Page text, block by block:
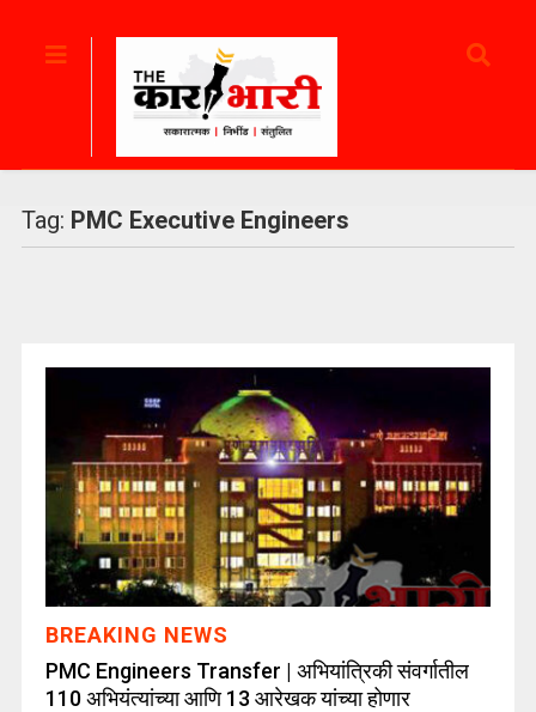
Tag: PMC Executive Engineers
BREAKING NEWS
PMC Engineers Transfer | अभियांत्रिकी संवर्गातील
110 अभियंत्यांच्या आणि 13 आरेखक यांच्या होणार